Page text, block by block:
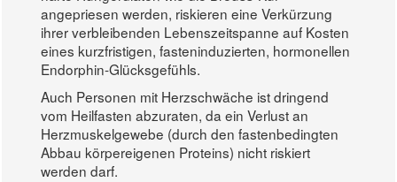
angepriesen werden, riskieren eine Verkürzung
ihrer verbleibenden Lebenszeitspanne auf Kosten
eines kurzfristigen, fasteninduzierten, hormonellen
Endorphin-Glücksgefühls.
Auch Personen mit Herzschwäche ist dringend
vom Heilfasten abzuraten, da ein Verlust an
Herzmuskelgewebe (durch den fastenbedingten
Abbau körpereigenen Proteins) nicht riskiert
werden darf.